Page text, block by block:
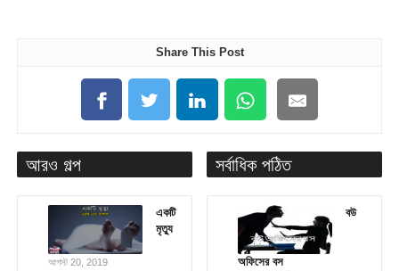
Share This Post
আরও গল্প
একটি
মৃত্যু
আগস্ট 20, 2019
সর্বাধিক পঠিত
বউ
অফিসের বস